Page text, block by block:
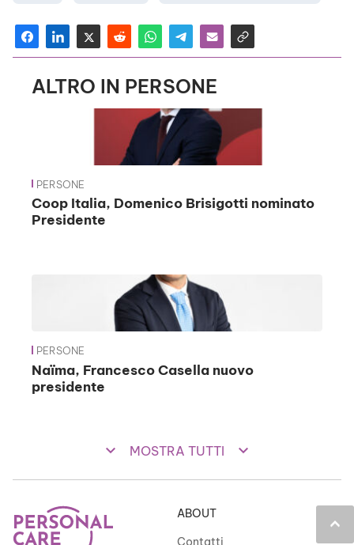
ALTRO IN PERSONE
PERSONE
Coop Italia, Domenico Brisigotti nominato
Presidente
PERSONE
Naïma, Francesco Casella nuovo
presidente
keyboard_arrow_down MOSTRA TUTTI keyboard_arrow_down
keyboard_arrow_up
ABOUT
Contatti